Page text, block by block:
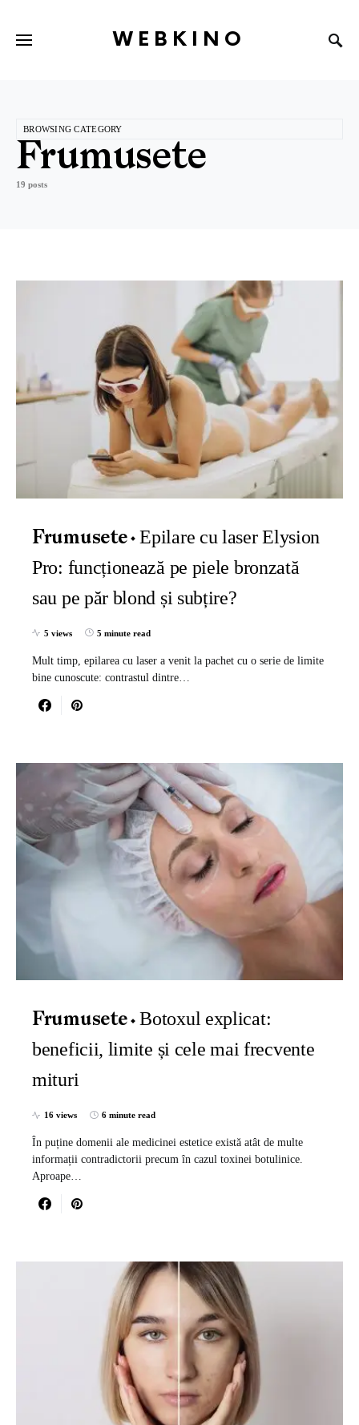
WEBKINO
BROWSING CATEGORY
Frumusete
19 posts
Frumusete
Epilare cu laser Elysion
Pro: funcționează pe piele bronzată
sau pe păr blond și subțire?
5 views 5 minute read
Mult timp, epilarea cu laser a venit la pachet cu o serie de limite
bine cunoscute: contrastul dintre…
Frumusete
Botoxul explicat:
beneficii, limite și cele mai frecvente
mituri
16 views 6 minute read
În puține domenii ale medicinei estetice există atât de multe
informații contradictorii precum în cazul toxinei botulinice.
Aproape…